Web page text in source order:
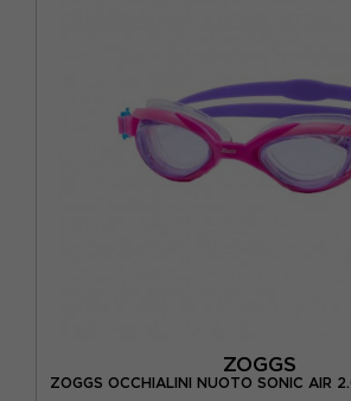
ZOGGS
ZOGGS OCCHIALINI NUOTO SONIC AIR